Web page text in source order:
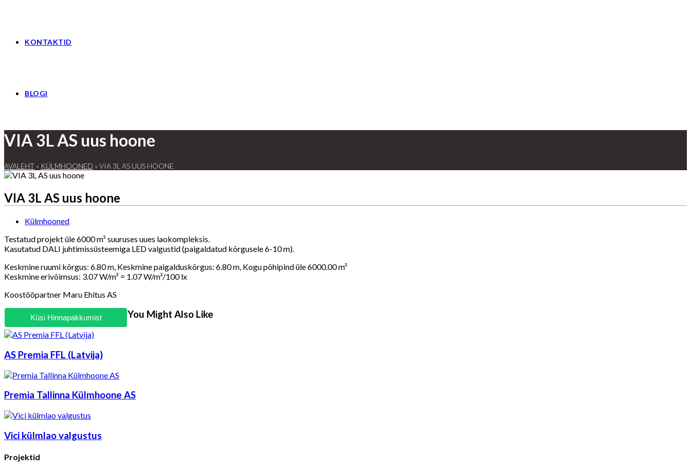
KONTAKTID
BLOGI
VIA 3L AS uus hoone
AVALEHT » KÜLMHOONED » VIA 3L AS UUS HOONE
VIA 3L AS uus hoone
Post
Külmhooned
Testatud projekt üle 6000 m² suuruses uues laokompleksis.
Kasutatud DALI juhtimissüsteemiga LED valgustid (paigaldatud kõrgusele 6-10 m).
Keskmine ruumi kõrgus: 6.80 m, Keskmine paigalduskõrgus: 6.80 m, Kogu põhipind üle 6000.00 m²
Keskmine erivõimsus: 3.07 W/m² = 1.07 W/m²/100 lx
Koostööpartner Maru Ehitus AS
Küsi Hinnapakkumist You Might Also Like
AS Premia FFL (Latvija)
Premia Tallinna Külmhoone AS
Vici külmlao valgustus
Projektid